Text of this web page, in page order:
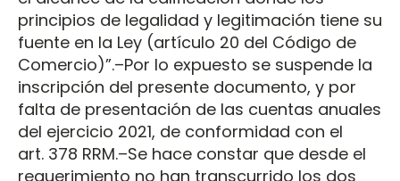
principios de legalidad y legitimación tiene su
fuente en la Ley (artículo 20 del Código de
Comercio)”.–Por lo expuesto se suspende la
inscripción del presente documento, y por
falta de presentación de las cuentas anuales
del ejercicio 2021, de conformidad con el
art. 378 RRM.–Se hace constar que desde el
requerimiento no han transcurrido los dos